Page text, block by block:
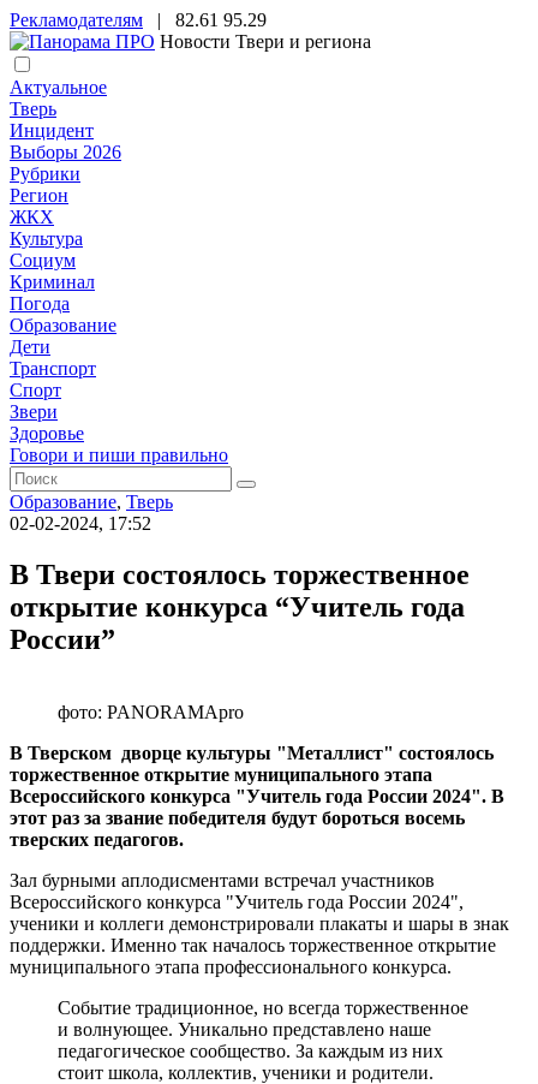
Рекламодателям | 82.61 95.29
Новости Твери и региона
Актуальное
Тверь
Инцидент
Выборы 2026
Рубрики
Регион
ЖКХ
Культура
Социум
Криминал
Погода
Образование
Дети
Транспорт
Спорт
Звери
Здоровье
Говори и пиши правильно
Образование, Тверь
02-02-2024, 17:52
В Твери состоялось торжественное
открытие конкурса “Учитель года
России”
фото: PANORAMApro
В Тверском дворце культуры "Металлист" состоялось
торжественное открытие муниципального этапа
Всероссийского конкурса "Учитель года России 2024". В
этот раз за звание победителя будут бороться восемь
тверских педагогов.
Зал бурными аплодисментами встречал участников
Всероссийского конкурса "Учитель года России 2024",
ученики и коллеги демонстрировали плакаты и шары в знак
поддержки. Именно так началось торжественное открытие
муниципального этапа профессионального конкурса.
Событие традиционное, но всегда торжественное
и волнующее. Уникально представлено наше
педагогическое сообщество. За каждым из них
стоит школа, коллектив, ученики и родители.